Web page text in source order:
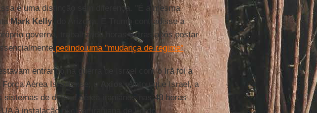
é uma distinção sem diferença. "É a mesma
Mark Kelly, do Arizona. E Trump contradisse a
governo, trabalhando horas extras após postar
pedindo uma "mudança de regime".
entrando na guerra de Israel com o Irã foi a
Aérea Israelense; o
relatou que Israel, a
sistemas de defesa aérea iranianos nas 48 horas
à instalação nuclear iraniana de Fordo.